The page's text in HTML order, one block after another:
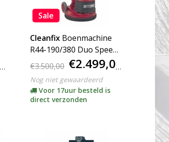
Sale
Cleanfix Boenmachine
R44-190/380 Duo Speed -
ACTIE
€3.500,00 €2.499,00
Nog niet gewaardeerd
Voor 17uur besteld is
direct verzonden